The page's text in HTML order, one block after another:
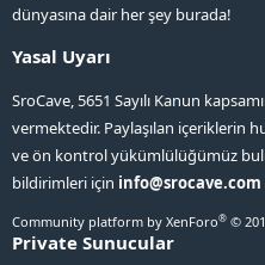
dünyasına dair her şey burada!
Yasal Uyarı
SroCave, 5651 Sayılı Kanun
vermektedir. Paylaşılan içeriklerin
ve ön kontrol yükümlülüğümüz
bildirimleri için info@srocave.com
Community platform by XenForo® ©
Private Sunucular